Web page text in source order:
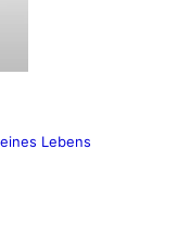
Lebens